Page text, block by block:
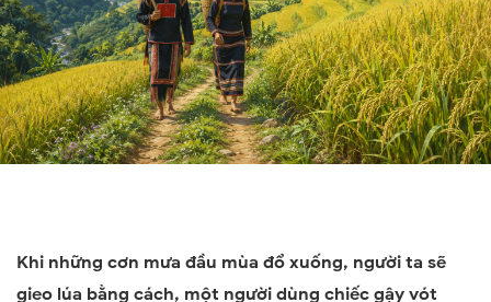
Khi những cơn mưa đầu mùa đổ xuống, người ta sẽ
gieo lúa bằng cách, một người dùng chiếc gậy vót